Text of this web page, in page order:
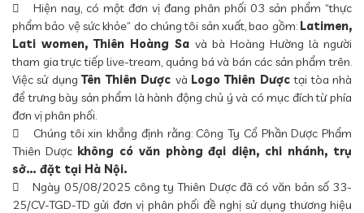

Hiện nay, có một đơn vị đang phân phối 03 sản phẩm “thực
phẩm bảo vệ sức khỏe” do chúng tôi sản xuất, bao gồm: Latimen,
Lati women, Thiên Hoàng Sa và bà Hoàng Hường là người
tham gia trực tiếp live-tream, quảng bá và bán các sản phẩm trên.
Việc sử dụngTên Thiên Dược và Logo Thiên Dượctại tòa nhà
để trưng bày sản phẩm là hành động chủ ý và có mục đích từ phía
đơn vị phân phối.

Chúng tôi xin khẳng định rằng: Công Ty Cổ Phần Dược Phẩm
Thiên Dược không có văn phòng đại diện, chi nhánh, trụ
sở… đặt tại Hà Nội.

Ngày 05/08/2025 công ty Thiên Dược đã có văn bản số 33-
25/CV-TGD-TD gửi đơn vị phân phối đề nghị sử dụng thương hiệu